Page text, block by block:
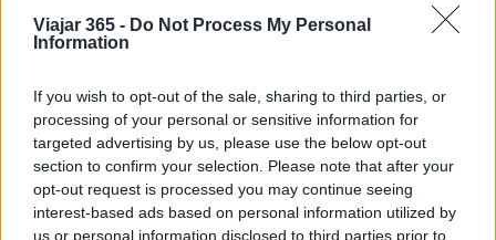
Viajar 365 - Do Not Process My Personal
Information
If you wish to opt-out of the sale, sharing to third parties, or
processing of your personal or sensitive information for
targeted advertising by us, please use the below opt-out
section to confirm your selection. Please note that after your
opt-out request is processed you may continue seeing
interest-based ads based on personal information utilized by
us or personal information disclosed to third parties prior to
milenio de historia ortodoxa rusa.
La capital polaca de Varsovia ha tenido una
historia larga y compleja, a menudo marcada por
la guerra y los conflictos. Por ejemplo, quedó
muy dañada durante laSegunda Guerra
Mundial, con el casco antiguo destruido. Sin